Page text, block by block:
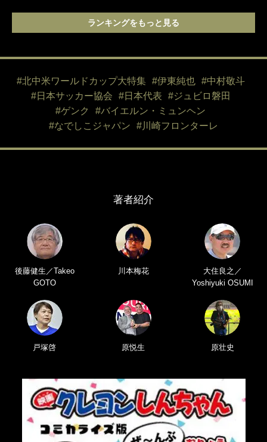
ランキングをもっと見る
#北中米ワールドカップ大特集 #伊東純也
#中村敬斗
#日本サッカー協会
#日本代表
#ジュビロ磐田
#ゲンク
#バイエルン・ミュンヘン
#なでしこジャパン
#川崎フロンターレ
著者紹介
後藤健生／Takeo
GOTO
川本梅花
大住良之／
Yoshiyuki OSUMI
戸塚啓 原悦生 原壮史